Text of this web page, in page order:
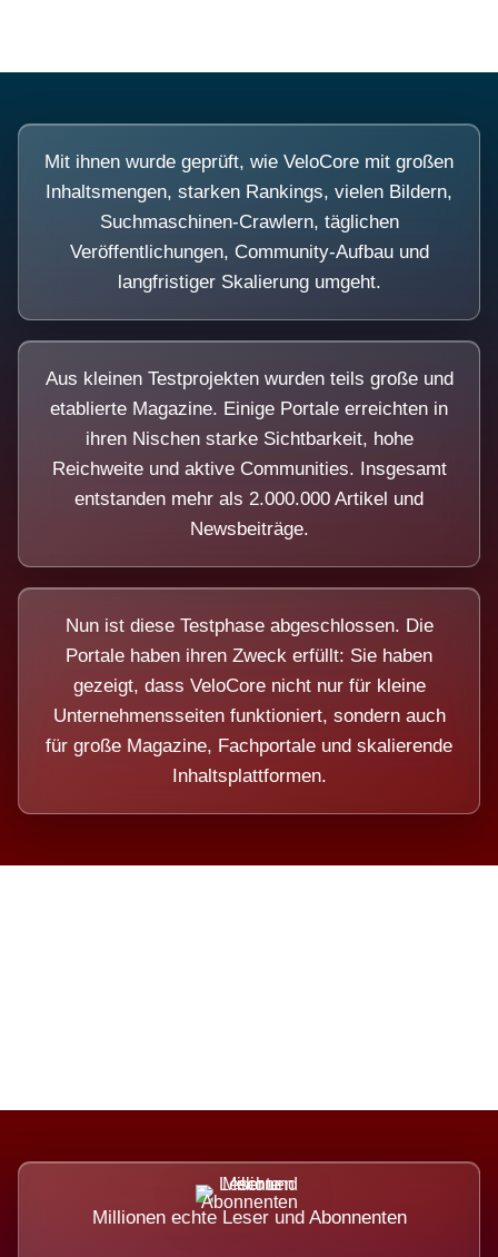
Mit ihnen wurde geprüft, wie VeloCore mit großen
Inhaltsmengen, starken Rankings, vielen Bildern,
Suchmaschinen-Crawlern, täglichen
Veröffentlichungen, Community-Aufbau und
langfristiger Skalierung umgeht.
Aus kleinen Testprojekten wurden teils große und
etablierte Magazine. Einige Portale erreichten in
ihren Nischen starke Sichtbarkeit, hohe
Reichweite und aktive Communities. Insgesamt
entstanden mehr als 2.000.000 Artikel und
Newsbeiträge.
Nun ist diese Testphase abgeschlossen. Die
Portale haben ihren Zweck erfüllt: Sie haben
gezeigt, dass VeloCore nicht nur für kleine
Unternehmensseiten funktioniert, sondern auch
für große Magazine, Fachportale und skalierende
Inhaltsplattformen.
Millionen echte Leser und Abonnenten